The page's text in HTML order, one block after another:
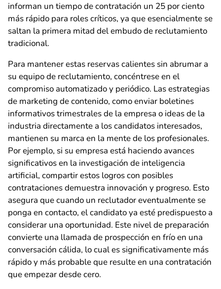
informan un tiempo de contratación un 25 por ciento
más rápido para roles críticos, ya que esencialmente se
saltan la primera mitad del embudo de reclutamiento
tradicional.
Para mantener estas reservas calientes sin abrumar a
su equipo de reclutamiento, concéntrese en el
compromiso automatizado y periódico. Las estrategias
de marketing de contenido, como enviar boletines
informativos trimestrales de la empresa o ideas de la
industria directamente a los candidatos interesados,
mantienen su marca en la mente de los profesionales.
Por ejemplo, si su empresa está haciendo avances
significativos en la investigación de inteligencia
artificial, compartir estos logros con posibles
contrataciones demuestra innovación y progreso. Esto
asegura que cuando un reclutador eventualmente se
ponga en contacto, el candidato ya esté predispuesto a
considerar una oportunidad. Este nivel de preparación
convierte una llamada de prospección en frío en una
conversación cálida, lo cual es significativamente más
rápido y más probable que resulte en una contratación
que empezar desde cero.